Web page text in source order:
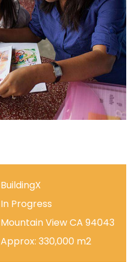
BuildingX
In Progress
Mountain View CA 94043
Approx: 330,000 m2